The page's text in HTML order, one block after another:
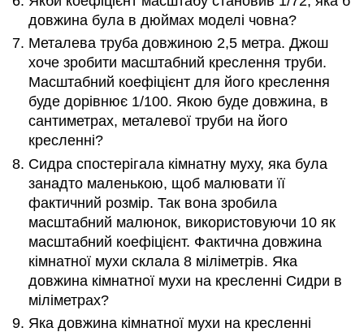
довжина була в дюймах моделі човна?
Металева труба довжиною 2,5 метра. Джош
хоче зробити масштабний креслення труби.
Масштабний коефіцієнт для його креслення
буде дорівнює 1/100. Якою буде довжина, в
сантиметрах, металевої труби на його
кресленні?
Сидра спостерігала кімнатну муху, яка була
занадто маленькою, щоб малювати її
фактичний розмір. Так вона зробила
масштабний малюнок, використовуючи 10 як
масштабний коефіцієнт. Фактична довжина
кімнатної мухи склала 8 міліметрів. Яка
довжина кімнатної мухи на кресленні Сидри в
міліметрах?
Яка довжина кімнатної мухи на кресленні